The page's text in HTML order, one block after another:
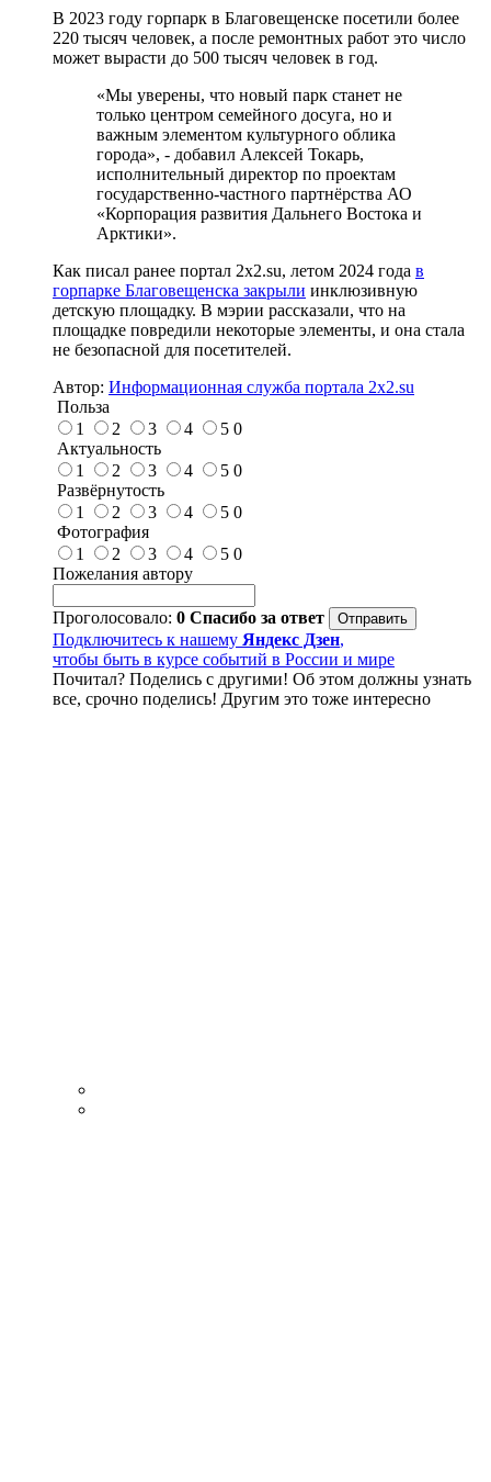
В 2023 году горпарк в Благовещенске посетили более
220 тысяч человек, а после ремонтных работ это число
может вырасти до 500 тысяч человек в год.
«Мы уверены, что новый парк станет не
только центром семейного досуга, но и
важным элементом культурного облика
города», - добавил Алексей Токарь,
исполнительный директор по проектам
государственно-частного партнёрства АО
«Корпорация развития Дальнего Востока и
Арктики».
Как писал ранее портал 2х2.su, летом 2024 года в
горпарке Благовещенска закрыли инклюзивную
детскую площадку. В мэрии рассказали, что на
площадке повредили некоторые элементы, и она стала
не безопасной для посетителей.
Автор: Информационная служба портала 2x2.su
Польза
1
2 3 4 5 0
Актуальность
1
2 3 4 5 0
Развёрнутость
1
2 3 4 5 0
Фотография
1
2 3 4 5 0
Пожелания автору
Проголосовало: 0 Спасибо за ответ
Подключитесь к нашему Яндекс Дзен,
чтобы быть в курсе событий в России и мире
Почитал? Поделись с другими! Об этом должны узнать
все, срочно поделись! Другим это тоже интересно